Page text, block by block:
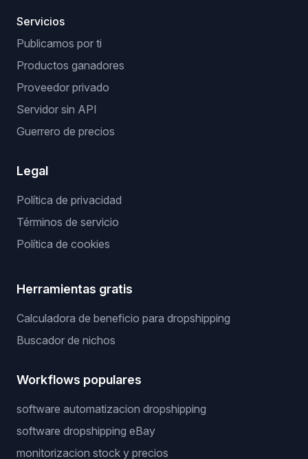
Servicios
Publicamos por ti
Productos ganadores
Proveedor privado
Servidor sin API
Guerrero de precios
Legal
Política de privacidad
Términos de servicio
Política de cookies
Herramientas gratis
Calculadora de beneficio para dropshipping
Buscador de nichos
Workflows populares
software automatizacion dropshipping
software dropshipping eBay
monitorizacion stock y precios